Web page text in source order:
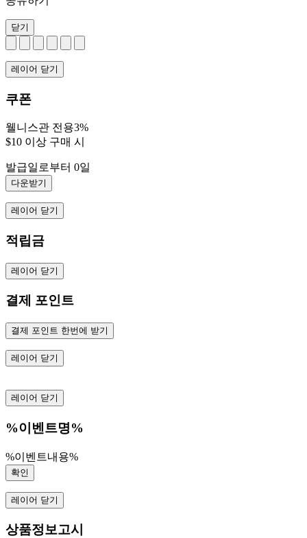
닫기
레이어 닫기
쿠폰
웰니스관 전용3%
$10 이상 구매 시
발급일로부터 0일
다운받기
레이어 닫기
적립금
레이어 닫기
결제 포인트
결제 포인트 한번에 받기
레이어 닫기
레이어 닫기
%이벤트명%
%이벤트내용%
확인
레이어 닫기
상품정보고시